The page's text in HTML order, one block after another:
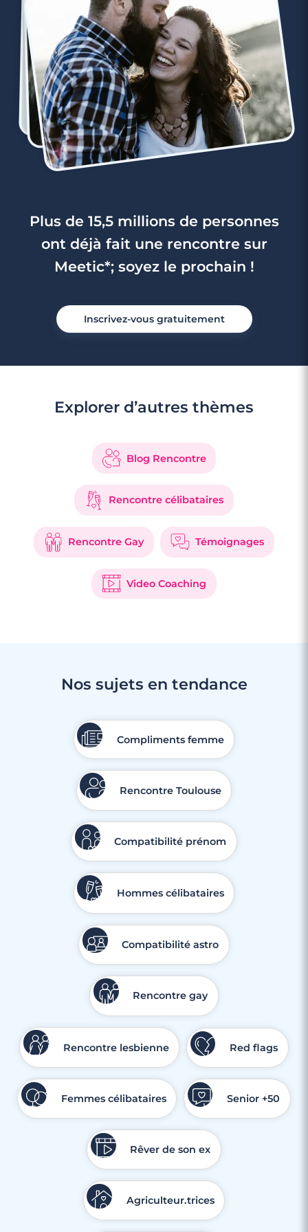
Plus de 15,5 millions de personnes
ont déjà fait une rencontre sur
Meetic*; soyez le prochain !
Inscrivez-vous gratuitement
Explorer d’autres thèmes
Blog Rencontre
Rencontre célibataires
Rencontre Gay Témoignages
Video Coaching
Nos sujets en tendance
Compliments femme
Rencontre Toulouse
Compatibilité prénom
Hommes célibataires
Compatibilité astro
Rencontre gay
Rencontre lesbienne Red flags
Femmes célibataires Senior +50
Rêver de son ex
Agriculteur.trices